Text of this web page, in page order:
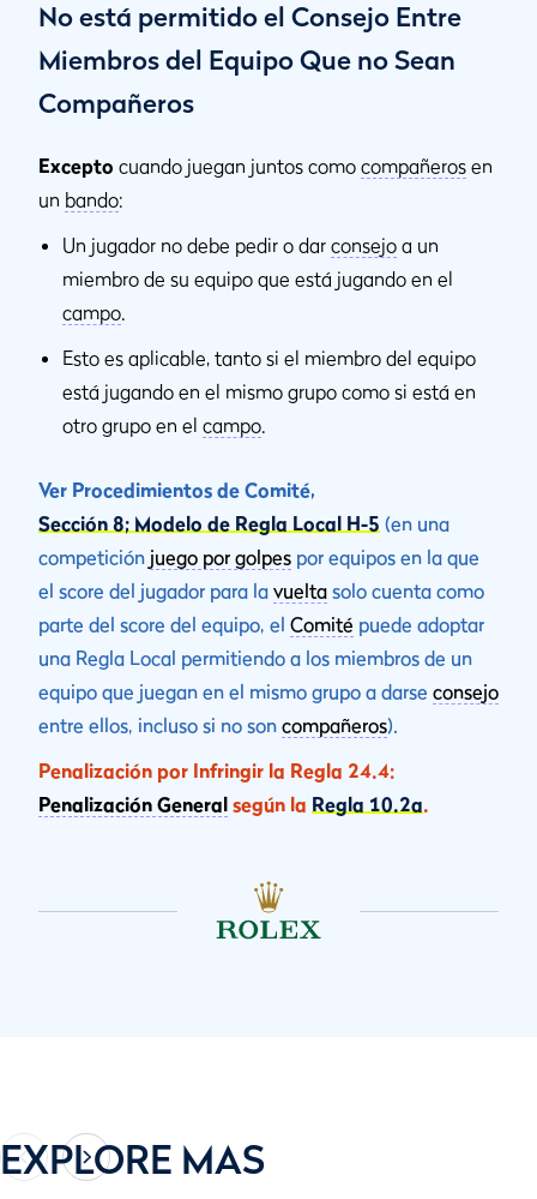
No está permitido el Consejo Entre
Miembros del Equipo Que no Sean
Compañeros
Excepto cuando juegan juntos como compañeros en
un bando:
Un jugador no debe pedir o dar consejo a un
miembro de su equipo que está jugando en el
campo.
Esto es aplicable, tanto si el miembro del equipo
está jugando en el mismo grupo como si está en
otro grupo en el campo.
Ver Procedimientos de Comité,
Sección 8; Modelo de Regla Local H-5 (en una
competición juego por golpes por equipos en la que
el score del jugador para la vuelta solo cuenta como
parte del score del equipo, el Comité puede adoptar
una Regla Local permitiendo a los miembros de un
equipo que juegan en el mismo grupo a darse consejo
entre ellos, incluso si no son compañeros).
Penalización por Infringir la Regla 24.4:
Penalización General según la Regla 10.2a.
EXPLORE MAS